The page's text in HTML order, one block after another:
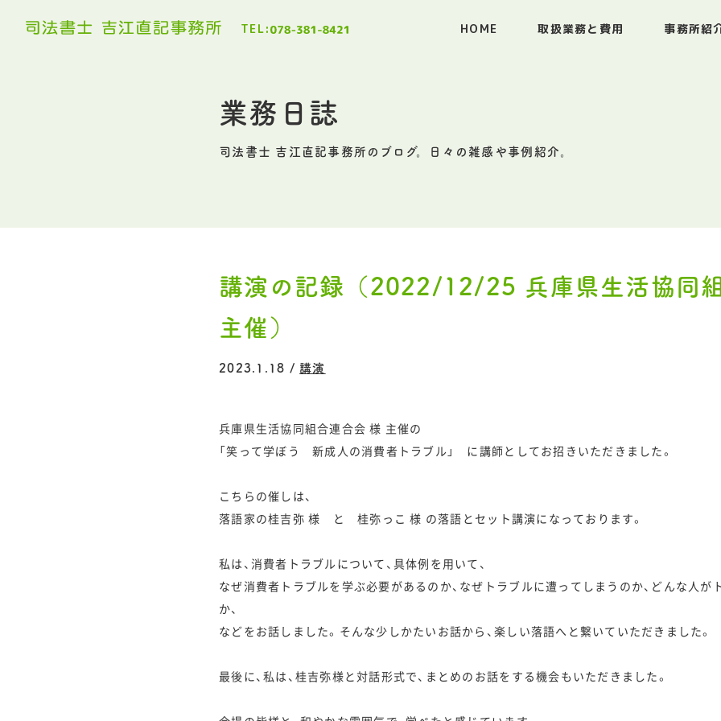
TEL: HOME 取扱業務と費用 事務所紹
業務日誌
司法書士 吉江直記事務所のブログ。日々の雑感や事例紹介。
講演の記録（2022/12/25 兵庫県生活協同
主催）
2023.1.18 / 講演
兵庫県生活協同組合連合会 様 主催の
「笑って学ぼう 新成人の消費者トラブル」 に講師としてお招きいただきました。
こちらの催しは、
落語家の桂吉弥 様 と 桂弥っこ 様 の落語とセット講演になっております。
私は、消費者トラブルについて、具体例を用いて、
なぜ消費者トラブルを学ぶ必要があるのか、なぜトラブルに遭ってしまうのか、どんな人が
か、
などをお話しました。そんな少しかたいお話から、楽しい落語へと繋いていただきました。
最後に、私は、桂吉弥様と対話形式で、まとめのお話をする機会もいただきました。